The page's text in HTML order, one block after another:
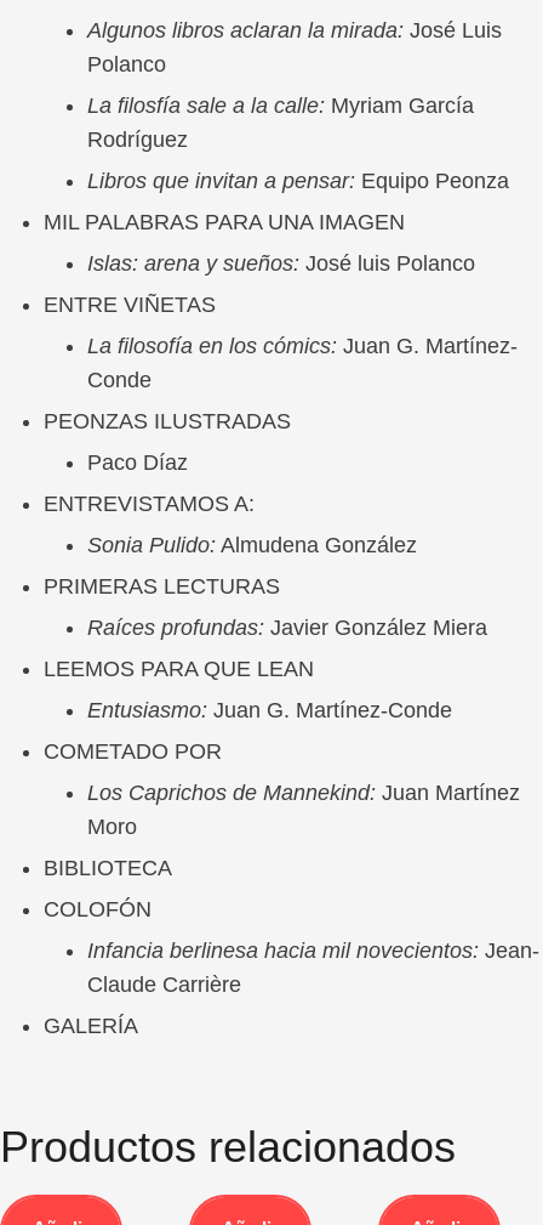
Algunos libros aclaran la mirada: José Luis
Polanco
La filosfía sale a la calle: Myriam García
Rodríguez
Libros que invitan a pensar: Equipo Peonza
MIL PALABRAS PARA UNA IMAGEN
Islas: arena y sueños: José luis Polanco
ENTRE VIÑETAS
La filosofía en los cómics: Juan G. Martínez-
Conde
PEONZAS ILUSTRADAS
Paco Díaz
ENTREVISTAMOS A:
Sonia Pulido: Almudena González
PRIMERAS LECTURAS
Raíces profundas: Javier González Miera
LEEMOS PARA QUE LEAN
Entusiasmo: Juan G. Martínez-Conde
COMETADO POR
Los Caprichos de Mannekind: Juan Martínez
Moro
BIBLIOTECA
COLOFÓN
Infancia berlinesa hacia mil novecientos: Jean-
Claude Carrière
GALERÍA
Productos relacionados